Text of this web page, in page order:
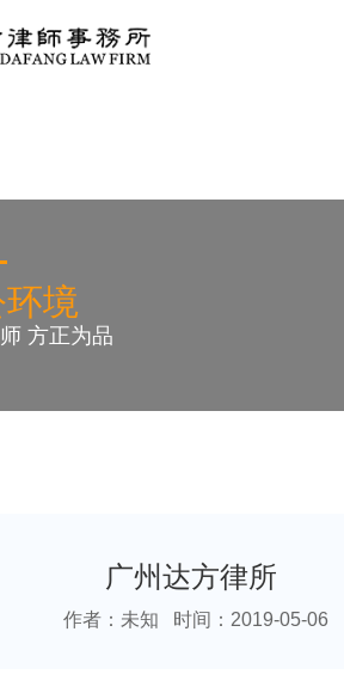
境
方正为品
广州达方律所
作者：未知 时间：2019-05-06